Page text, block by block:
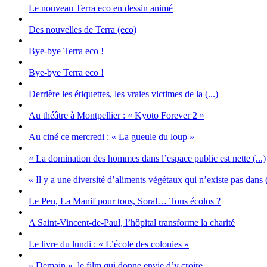
Le nouveau Terra eco en dessin animé
Des nouvelles de Terra (eco)
Bye-bye Terra eco !
Bye-bye Terra eco !
Derrière les étiquettes, les vraies victimes de la (...)
Au théâtre à Montpellier : « Kyoto Forever 2 »
Au ciné ce mercredi : « La gueule du loup »
« La domination des hommes dans l’espace public est nette (...)
« Il y a une diversité d’aliments végétaux qui n’existe pas dans
Le Pen, La Manif pour tous, Soral… Tous écolos ?
A Saint-Vincent-de-Paul, l’hôpital transforme la charité
Le livre du lundi : « L’école des colonies »